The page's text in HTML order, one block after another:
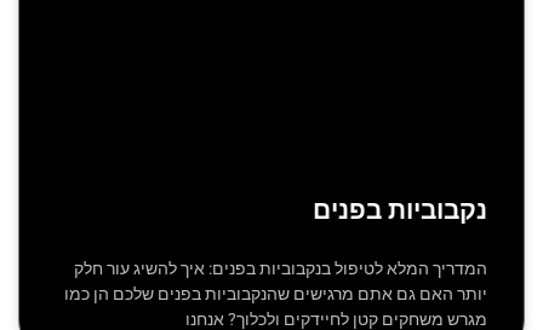
נקבוביות בפנים
המדריך המלא לטיפול בנקבוביות בפנים: איך להשיג עור חלק
יותר האם גם אתם מרגישים שהנקבוביות בפנים שלכם הן כמו
מגרש משחקים קטן לחיידקים ולכלוך? אנחנו